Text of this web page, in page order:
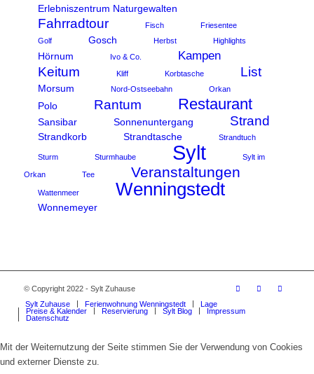
Erlebniszentrum Naturgewalten
Fahrradtour Fisch
Friesentee
Golf
Gosch Herbst Highlights
Hörnum Ivo & Co. Kampen
Keitum Kliff Korbtasche List
Morsum Nord-Ostseebahn Orkan
Polo Rantum Restaurant
Sansibar Sonnenuntergang Strand
Strandkorb Strandtasche Strandtuch
Sturm Sturmhaube Sylt Sylt im
Orkan Tee Veranstaltungen
Wattenmeer Wenningstedt
Wonnemeyer
© Copyright 2022 - Sylt Zuhause
Sylt Zuhause
Ferienwohnung Wenningstedt
Lage
Preise & Kalender
Reservierung Sylt Blog
Impressum
Datenschutz
Mit der Weiternutzung der Seite stimmen Sie der Verwendung von Cookies
und externer Dienste zu.